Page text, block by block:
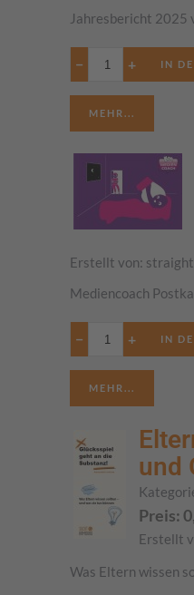
Jahresbericht 2025
− +
MEHR...
Erstellt von:
Mediencoach
− +
MEHR...
und
Preis:
Erstellt
Was Eltern wissen